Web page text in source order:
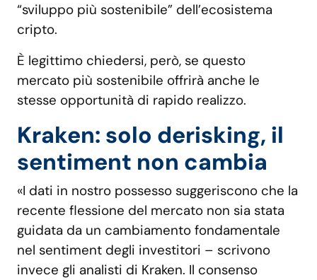
“sviluppo più sostenibile” dell’ecosistema
cripto.
È legittimo chiedersi, però, se questo
mercato più sostenibile offrirà anche le
stesse opportunità di rapido realizzo.
Kraken: solo derisking, il
sentiment non cambia
«I dati in nostro possesso suggeriscono che la
recente flessione del mercato non sia stata
guidata da un cambiamento fondamentale
nel sentiment degli investitori – scrivono
invece gli analisti di Kraken. Il consenso